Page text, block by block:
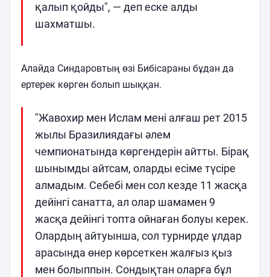
қалып қойды", — деп еске алды
шахматшы.
Алайда Синдаровтың өзі Бибісараны бұдан да
ертерек көрген болып шыққан.
"Жавохир мен Ислам мені алғаш рет 2015
жылы Бразилиядағы әлем
чемпионатында көргендерін айтты. Бірақ
шынымды айтсам, оларды есіме түсіре
алмадым. Себебі мен сол кезде 11 жасқа
дейінгі санатта, ал олар шамамен 9
жасқа дейінгі топта ойнаған болуы керек.
Олардың айтуынша, сол турнирде ұлдар
арасында өнер көрсеткен жалғыз қыз
мен болыппын. Сондықтан оларға бұл